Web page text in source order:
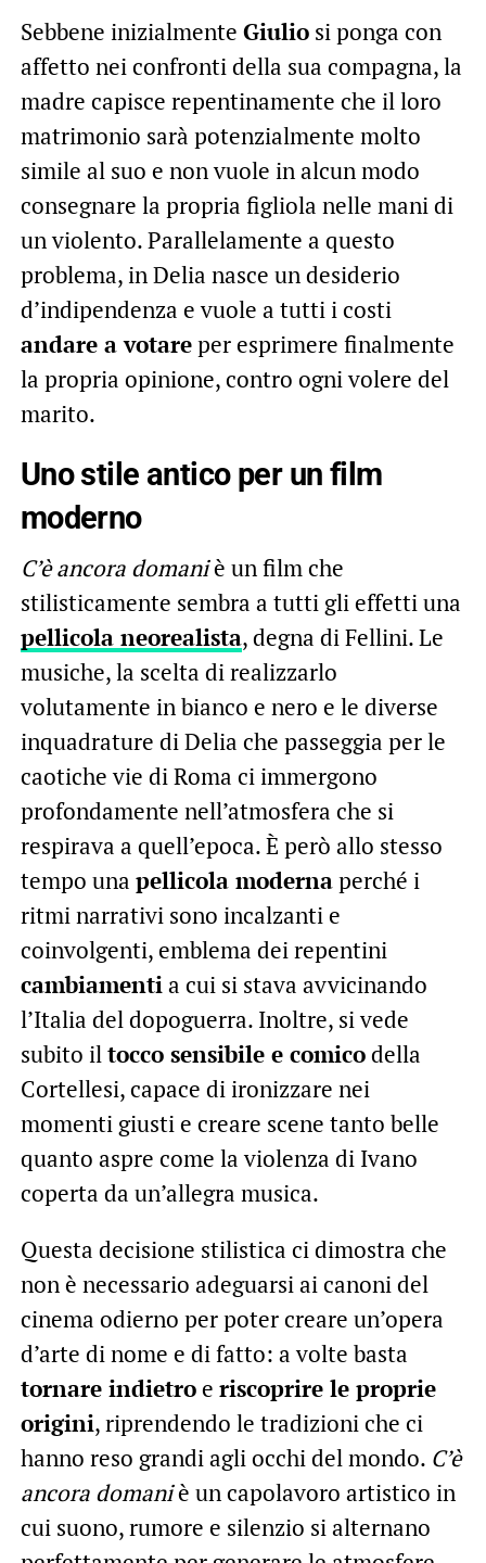
Sebbene inizialmente Giuliosi ponga con
affetto nei confronti della sua compagna, la
madre capisce repentinamente che il loro
matrimonio sarà potenzialmente molto
simile al suo e non vuole in alcun modo
consegnare la propria figliola nelle mani di
un violento. Parallelamente a questo
problema, in Delia nasce un desiderio
d’indipendenza e vuole a tutti i costi
andare a votareper esprimere finalmente
la propria opinione, contro ogni volere del
marito.
Uno stile antico per un film
moderno
C’è ancora domaniè un film che
stilisticamente sembra a tutti gli effetti una
pellicola neorealista, degna di Fellini. Le
musiche, la scelta di realizzarlo
volutamente in bianco e nero e le diverse
inquadrature di Delia che passeggia per le
caotiche vie di Roma ci immergono
profondamente nell’atmosfera che si
respirava a quell’epoca. È però allo stesso
tempo una pellicola modernaperché i
ritmi narrativi sono incalzanti e
coinvolgenti, emblema dei repentini
cambiamentia cui si stava avvicinando
l’Italia del dopoguerra. Inoltre, si vede
subito iltocco sensibile e comicodella
Cortellesi, capace di ironizzare nei
momenti giusti e creare scene tanto belle
quanto aspre come la violenza di Ivano
coperta da un’allegra musica.
Questa decisione stilistica ci dimostra che
non è necessario adeguarsi ai canoni del
cinema odierno per poter creare un’opera
d’arte di nome e di fatto: a volte basta
tornare indietroe riscoprire le proprie
origini, riprendendo le tradizioni che ci
hanno reso grandi agli occhi del mondo. C’è
ancora domaniè un capolavoro artistico in
cui suono, rumore e silenzio si alternano